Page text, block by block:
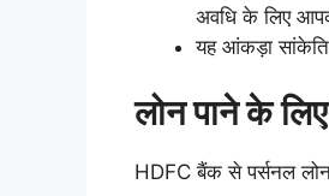
अवधि के लिए
यह आंकड़ा
लोन पाने के
HDFC बैंक से पर्सनल